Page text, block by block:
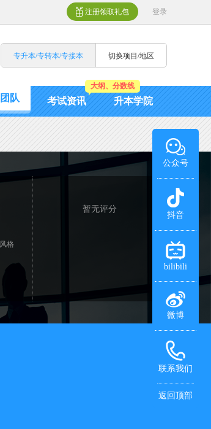
注册领取礼包 登录
专升本/专转本/专接本 切换项目/地区
队 考试资讯
大纲、分数线
升本学院
格
暂无评分
公众号
抖音
bilibili
微博
联系我们
返回顶部